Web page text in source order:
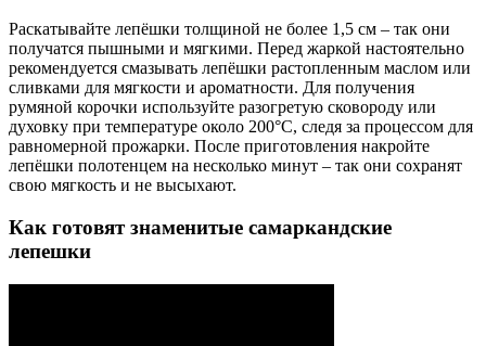
Раскатывайте лепёшки толщиной не более 1,5 см – так они
получатся пышными и мягкими. Перед жаркой настоятельно
рекомендуется смазывать лепёшки растопленным маслом или
сливками для мягкости и ароматности. Для получения
румяной корочки используйте разогретую сковороду или
духовку при температуре около 200°C, следя за процессом для
равномерной прожарки. После приготовления накройте
лепёшки полотенцем на несколько минут – так они сохранят
свою мягкость и не высыхают.
Как готовят знаменитые самаркандские
лепешки